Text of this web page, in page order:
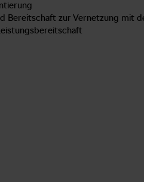
Bereitschaft zur Vernetzung mit